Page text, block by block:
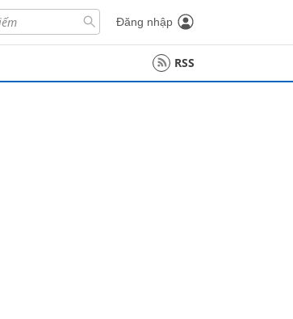
Đăng nhập
RSS